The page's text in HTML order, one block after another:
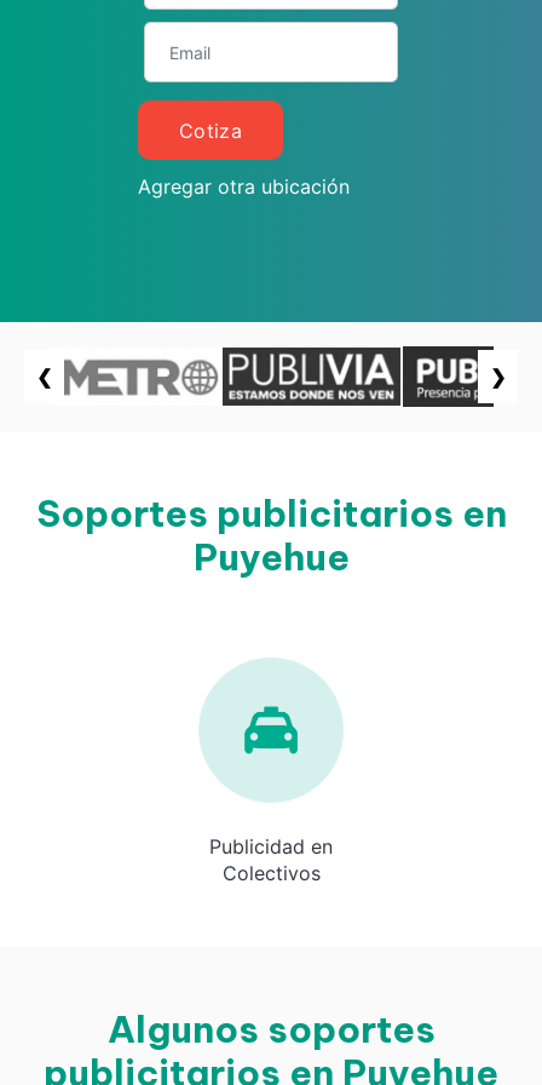
Cotiza
Agregar otra ubicación
❮ ❯
Soportes publicitarios en
Puyehue
Publicidad en
Colectivos
Algunos soportes
publicitarios en Puyehue